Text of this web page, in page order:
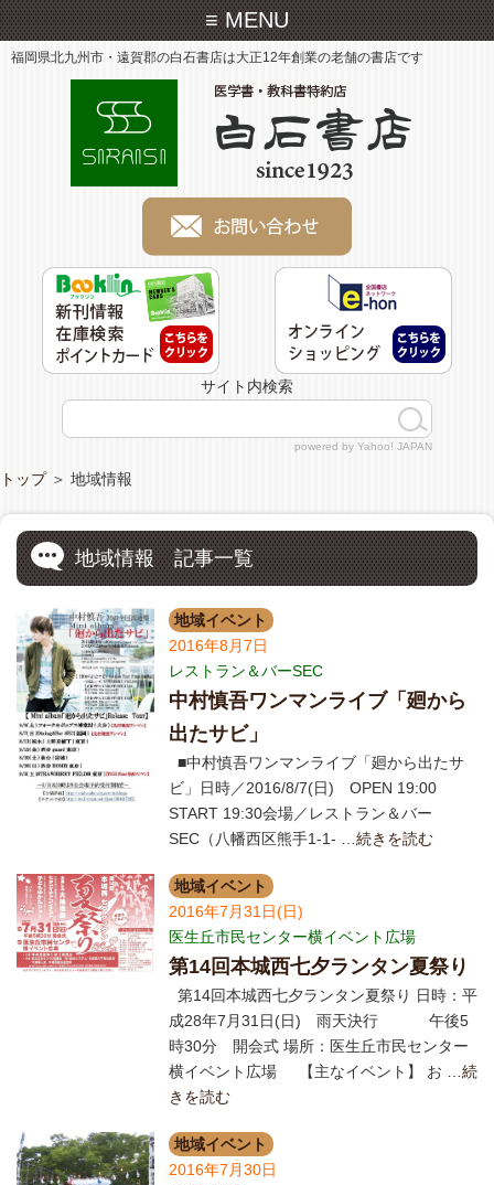
≡ MENU
福岡県北九州市・遠賀郡の白石書店は大正12年創業の老舗の書店です
サイト内検索
powered by Yahoo! JAPAN
トップ＞ 地域情報
地域情報 記事一覧
地域イベント
2016年8月7日
レストラン＆バーSEC
中村慎吾ワンマンライブ「廻から
出たサビ」
■中村慎吾ワンマンライブ「廻から出たサ
ビ」日時／2016/8/7(日) OPEN 19:00
START 19:30会場／レストラン＆バー
SEC（八幡西区熊手1-1- …続きを読む
地域イベント
2016年7月31日(日)
医生丘市民センター横イベント広場
第14回本城西七夕ランタン夏祭り
第14回本城西七夕ランタン夏祭り 日時：平
成28年7月31日(日) 雨天決行 午後5
時30分 開会式 場所：医生丘市民センター
横イベント広場 【主なイベント】 お …続
きを読む
地域イベント
2016年7月30日